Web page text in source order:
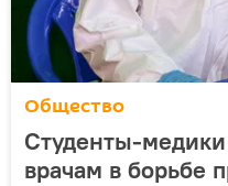
Общество
Студенты-
врачам в борьбе